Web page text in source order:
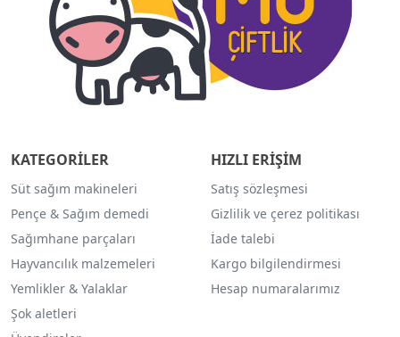
KATEGORİLER
Süt sağım makineleri
Pençe & Sağım demedi
Sağımhane parçaları
Hayvancılık malzemeleri
Yemlikler & Yalaklar
Şok aletleri
HIZLI ERİŞİM
Satış sözleşmesi
Gizlilik ve çerez politikası
İade talebi
Kargo bilgilendirmesi
Hesap numaralarımız